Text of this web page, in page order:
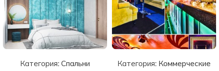
Категория:Спальни Категория: Коммерческие